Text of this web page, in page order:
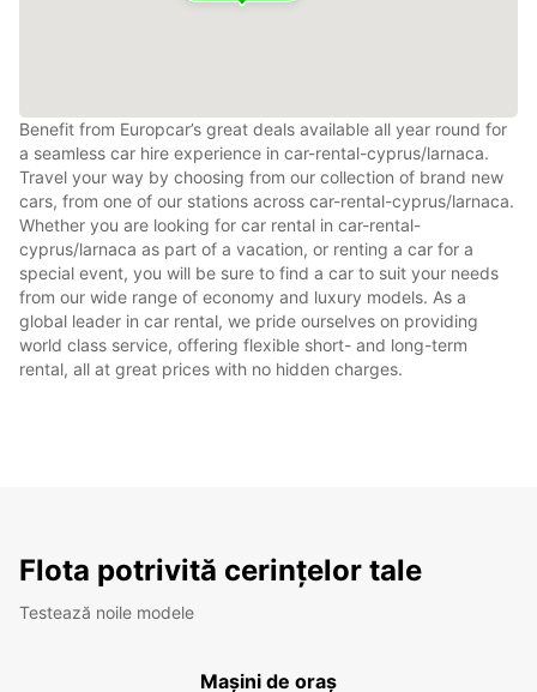
Benefit from Europcar’s great deals available all year round for
a seamless car hire experience in car-rental-cyprus/larnaca.
Travel your way by choosing from our collection of brand new
cars, from one of our stations across car-rental-cyprus/larnaca.
Whether you are looking for car rental in car-rental-
cyprus/larnaca as part of a vacation, or renting a car for a
special event, you will be sure to find a car to suit your needs
from our wide range of economy and luxury models. As a
global leader in car rental, we pride ourselves on providing
world class service, offering flexible short- and long-term
rental, all at great prices with no hidden charges.
Flota potrivită cerințelor tale
Testează noile modele
Mașini de oraș